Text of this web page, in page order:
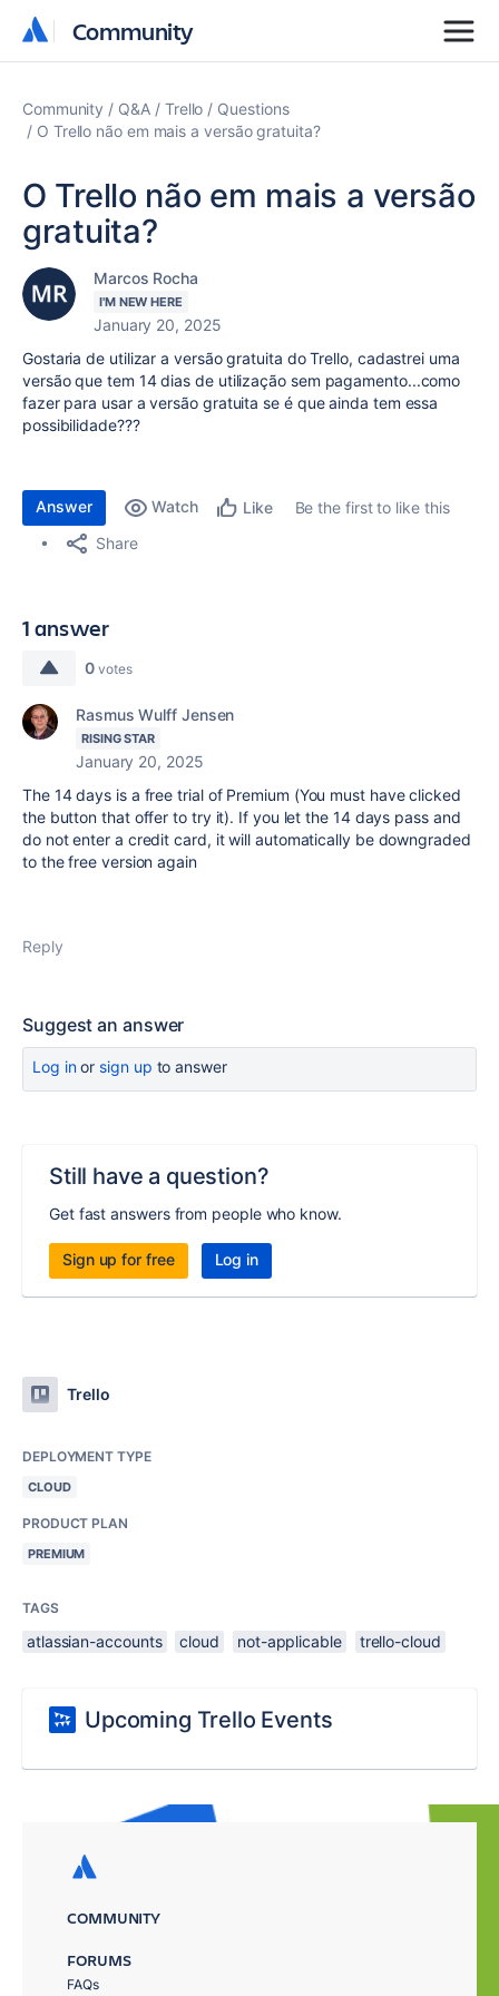
Community
Community
Community Q&A Trello
Questions
O Trello não em mais a versão gratuita?
O Trello não em mais a versão
gratuita?
Marcos Rocha
I'M NEW HERE
January 20, 2025
Gostaria de utilizar a versão gratuita do Trello, cadastrei uma
versão que tem 14 dias de utilização sem pagamento...como
fazer para usar a versão gratuita se é que ainda tem essa
possibilidade???
Answer Watch Like
Be the first to like this
Share
1 answer
0 votes
Rasmus Wulff Jensen
RISING STAR
January 20, 2025
The 14 days is a free trial of Premium (You must have clicked
the button that offer to try it). If you let the 14 days pass and
do not enter a credit card, it will automatically be downgraded
to the free version again
Reply
Suggest an answer
Log inor sign up to answer
Still have a question?
Get fast answers from people who know.
Sign up for free Log in
Trello
DEPLOYMENT TYPE
CLOUD
PRODUCT PLAN
PREMIUM
TAGS
atlassian-accounts cloud not-applicable trello-cloud
Upcoming Trello Events
COMMUNITY
FORUMS
FAQs